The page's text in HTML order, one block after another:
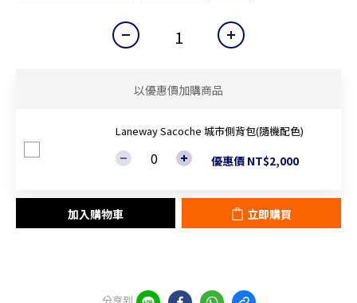
以優惠價加購商品
Laneway Sacoche 城市側背包(隨機配色)
優惠價 NT$2,000
加入購物車 立即購買
分享到